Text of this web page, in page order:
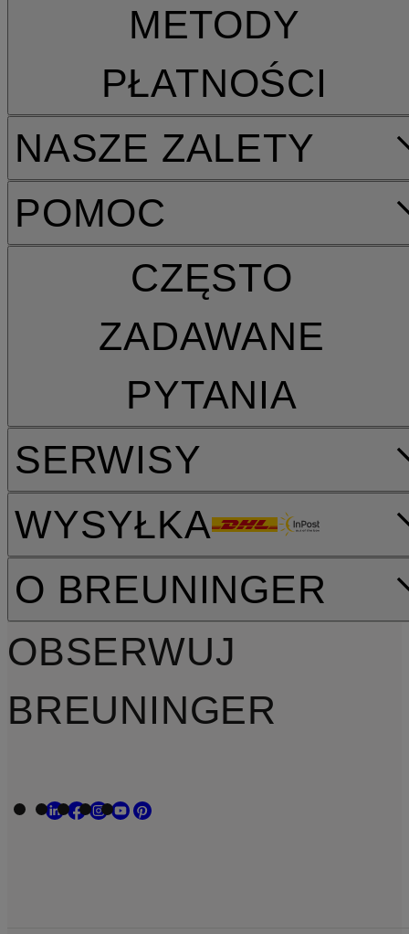
POMOC
CZĘSTO
ZADAWANE
PYTANIA
SERWISY
WYSYŁKA
METODY
PŁATNOŚCI
NASZE ZALETY
O BREUNINGER
OBSERWUJ
BREUNINGER